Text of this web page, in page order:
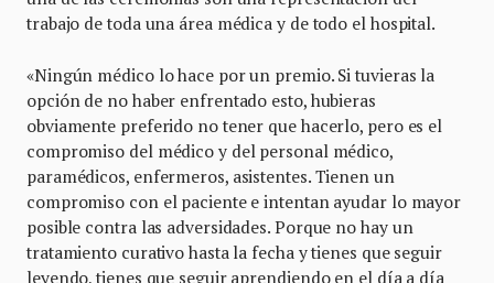
trabajo de toda una área médica y de todo el hospital.
«Ningún médico lo hace por un premio. Si tuvieras la
opción de no haber enfrentado esto, hubieras
obviamente preferido no tener que hacerlo, pero es el
compromiso del médico y del personal médico,
paramédicos, enfermeros, asistentes. Tienen un
compromiso con el paciente e intentan ayudar lo mayor
posible contra las adversidades. Porque no hay un
tratamiento curativo hasta la fecha y tienes que seguir
leyendo, tienes que seguir aprendiendo en el día a día